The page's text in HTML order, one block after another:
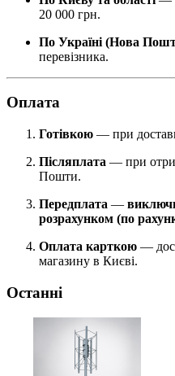
20 000 грн.
По Україні (Нова
перевізника.
Оплата
Готівкою — при
Післяплата — при
Пошти.
Передплата —
розрахунком (по
Оплата карткою —
магазину в Києві.
Останні